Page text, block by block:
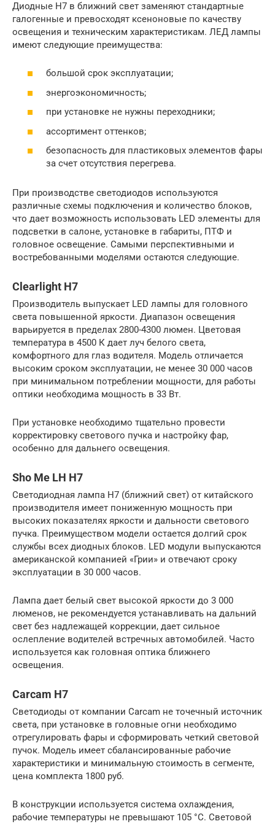
Диодные H7 в ближний свет заменяют стандартные
галогенные и превосходят ксеноновые по качеству
освещения и техническим характеристикам. ЛЕД лампы
имеют следующие преимущества:
большой срок эксплуатации;
энергоэкономичность;
при установке не нужны переходники;
ассортимент оттенков;
безопасность для пластиковых элементов фары
за счет отсутствия перегрева.
При производстве светодиодов используются
различные схемы подключения и количество блоков,
что дает возможность использовать LED элементы для
подсветки в салоне, установке в габариты, ПТФ и
головное освещение. Самыми перспективными и
востребованными моделями остаются следующие.
Clearlight H7
Производитель выпускает LED лампы для головного
света повышенной яркости. Диапазон освещения
варьируется в пределах 2800-4300 люмен. Цветовая
температура в 4500 К дает луч белого света,
комфортного для глаз водителя. Модель отличается
высоким сроком эксплуатации, не менее 30 000 часов
при минимальном потреблении мощности, для работы
оптики необходима мощность в 33 Вт.
При установке необходимо тщательно провести
корректировку светового пучка и настройку фар,
особенно для дальнего освещения.
Sho Me LH H7
Светодиодная лампа H7 (ближний свет) от китайского
производителя имеет пониженную мощность при
высоких показателях яркости и дальности светового
пучка. Преимуществом модели остается долгий срок
службы всех диодных блоков. LED модули выпускаются
американской компанией «Грии» и отвечают сроку
эксплуатации в 30 000 часов.
Лампа дает белый свет высокой яркости до 3 000
люменов, не рекомендуется устанавливать на дальний
свет без надлежащей коррекции, дает сильное
ослепление водителей встречных автомобилей. Часто
используется как головная оптика ближнего
освещения.
Carcam H7
Светодиоды от компании Carcam не точечный источник
света, при установке в головные огни необходимо
отрегулировать фары и сформировать четкий световой
пучок. Модель имеет сбалансированные рабочие
характеристики и минимальную стоимость в сегменте,
цена комплекта 1800 руб.
В конструкции используется система охлаждения,
рабочие температуры не превышают 105 °С. Световой